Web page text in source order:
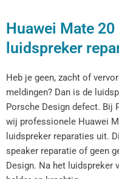
Huawei Mate
luidspreker
Heb je geen, zacht of
meldingen? Dan is de
Porsche Design defect. Bij
wij professionele Huawei
luidspreker reparaties uit.
speaker reparatie of geen
Design. Na het luidspreker